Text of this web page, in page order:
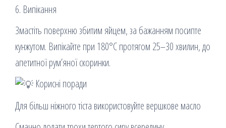
6. Випікання
Змастіть поверхню збитим яйцем, за бажанням посипте
кунжутом. Випікайте при 180°C протягом 25–30 хвилин, до
апетитної рум’яної скоринки.
Корисні поради
Для більш ніжного тіста використовуйте вершкове масло